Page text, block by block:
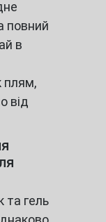
повний
в
плям,
від
та гель